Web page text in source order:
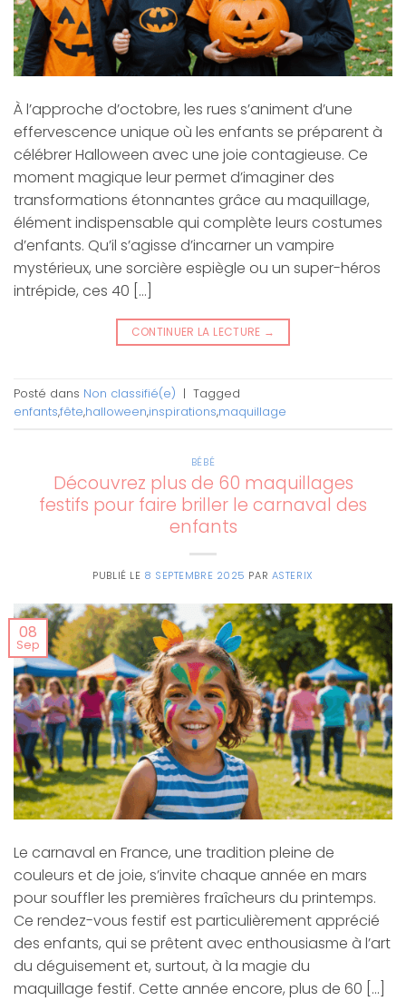
À l’approche d’octobre, les rues s’animent d’une
effervescence unique où les enfants se préparent à
célébrer Halloween avec une joie contagieuse. Ce
moment magique leur permet d’imaginer des
transformations étonnantes grâce au maquillage,
élément indispensable qui complète leurs costumes
d’enfants. Qu’il s’agisse d’incarner un vampire
mystérieux, une sorcière espiègle ou un super-héros
intrépide, ces 40 […]
CONTINUER LA LECTURE →
Posté dans Non classifié(e)
Tagged
enfants,fête,halloween,inspirations,maquillage
BÉBÉ
Découvrez plus de 60 maquillages
festifs pour faire briller le carnaval des
enfants
PUBLIÉ LE 8 SEPTEMBRE 2025 PAR ASTERIX
08
Sep
Le carnaval en France, une tradition pleine de
couleurs et de joie, s’invite chaque année en mars
pour souffler les premières fraîcheurs du printemps.
Ce rendez-vous festif est particulièrement apprécié
des enfants, qui se prêtent avec enthousiasme à l’art
du déguisement et, surtout, à la magie du
maquillage festif. Cette année encore, plus de 60 […]